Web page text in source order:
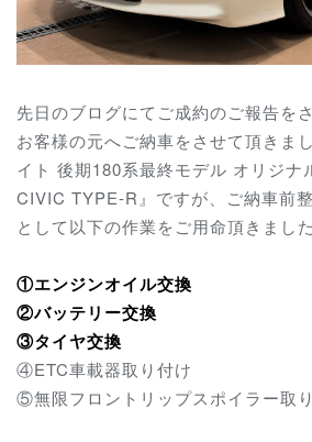
先日のブログにてご成約のご報告を
お客様の元へご納車をさせて頂きま
イト 後期180系最終モデル オリジ
CIVIC TYPE-R』ですが、ご納車前
として以下の作業をご用命頂きました
①エンジンオイル交換
②バッテリー交換
③タイヤ交換
④ETC車載器取り付け
⑤無限フロントリップスポイラー取